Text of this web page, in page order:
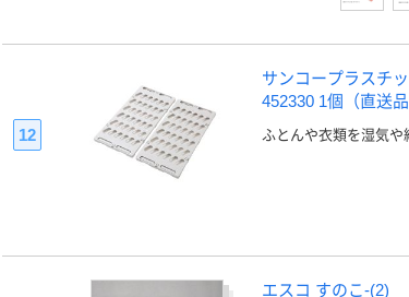
12
サンコープラスチ
452330 1個（直送品
ふとんや衣類を湿気や
エスコ すのこ-(2)